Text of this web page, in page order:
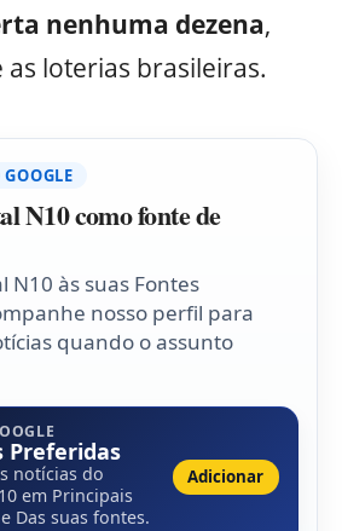
nenhuma dezena,
loterias brasileiras.
N10 como fonte de
N10 às suas Fontes
nosso perfil para
quando o assunto
Preferidas
notícias do
em Principais
Das suas fontes.
Adicionar